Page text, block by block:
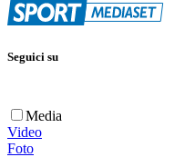
Seguici su
Media
Video
Foto